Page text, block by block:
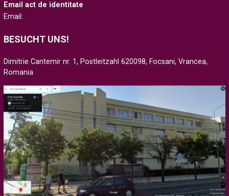
Email act de identitate
Email:
BESUCHT UNS!
Dimitrie Cantemir nr. 1, Postleitzahl 620098, Focsani, Vrancea,
Romania